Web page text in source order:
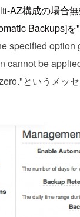
AZ構成の場合
Backups]を
specified option
cannot be
というメッ